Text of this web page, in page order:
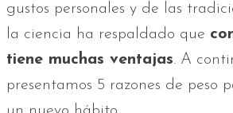
gustos personales y de las
la ciencia ha respaldado que
tiene muchas ventajas. A
presentamos 5 razones de peso